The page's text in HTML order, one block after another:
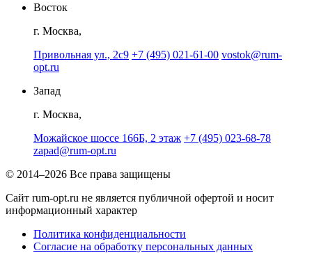
Восток
г. Москва,
Привольная ул., 2с9 +7 (495) 021-61-00 vostok@rum-
opt.ru
Запад
г. Москва,
Можайское шоссе 166Б, 2 этаж +7 (495) 023-68-78
zapad@rum-opt.ru
© 2014–2026 Все права защищены
Сайт rum-opt.ru не является публичной офертой и носит
информационный характер
Политика конфиденциальности
Согласие на обработку персональных данных